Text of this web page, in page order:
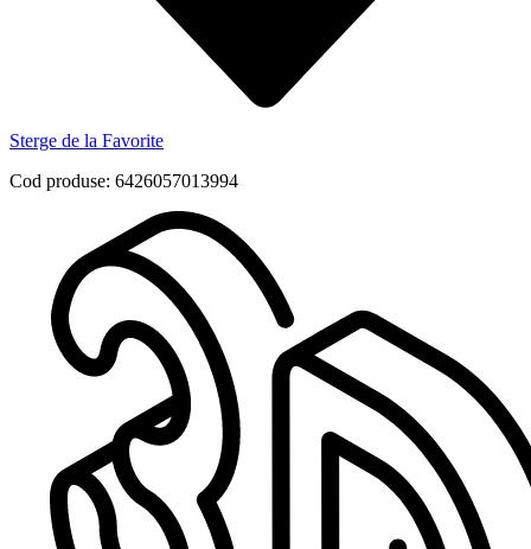
Sterge de la Favorite
Cod produse: 6426057013994